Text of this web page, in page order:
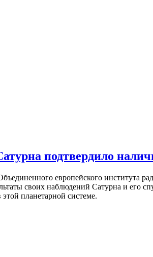
подтвердило
европейского института
своих наблюдений Сатурна и его
планетарной системе.